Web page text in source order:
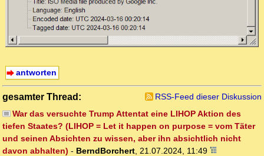
antworten
gesamter Thread:
RSS-Feed dieser Diskussion
War das versuchte Trump Attentat eine LIHOP Aktion des
tiefen Staates? (LIHOP = Let it happen on purpose = vom Täter
und seinen Absichten zu wissen, aber ihn absichtlich nicht
davon abhalten) - BerndBorchert 21.07.2024, 11:49